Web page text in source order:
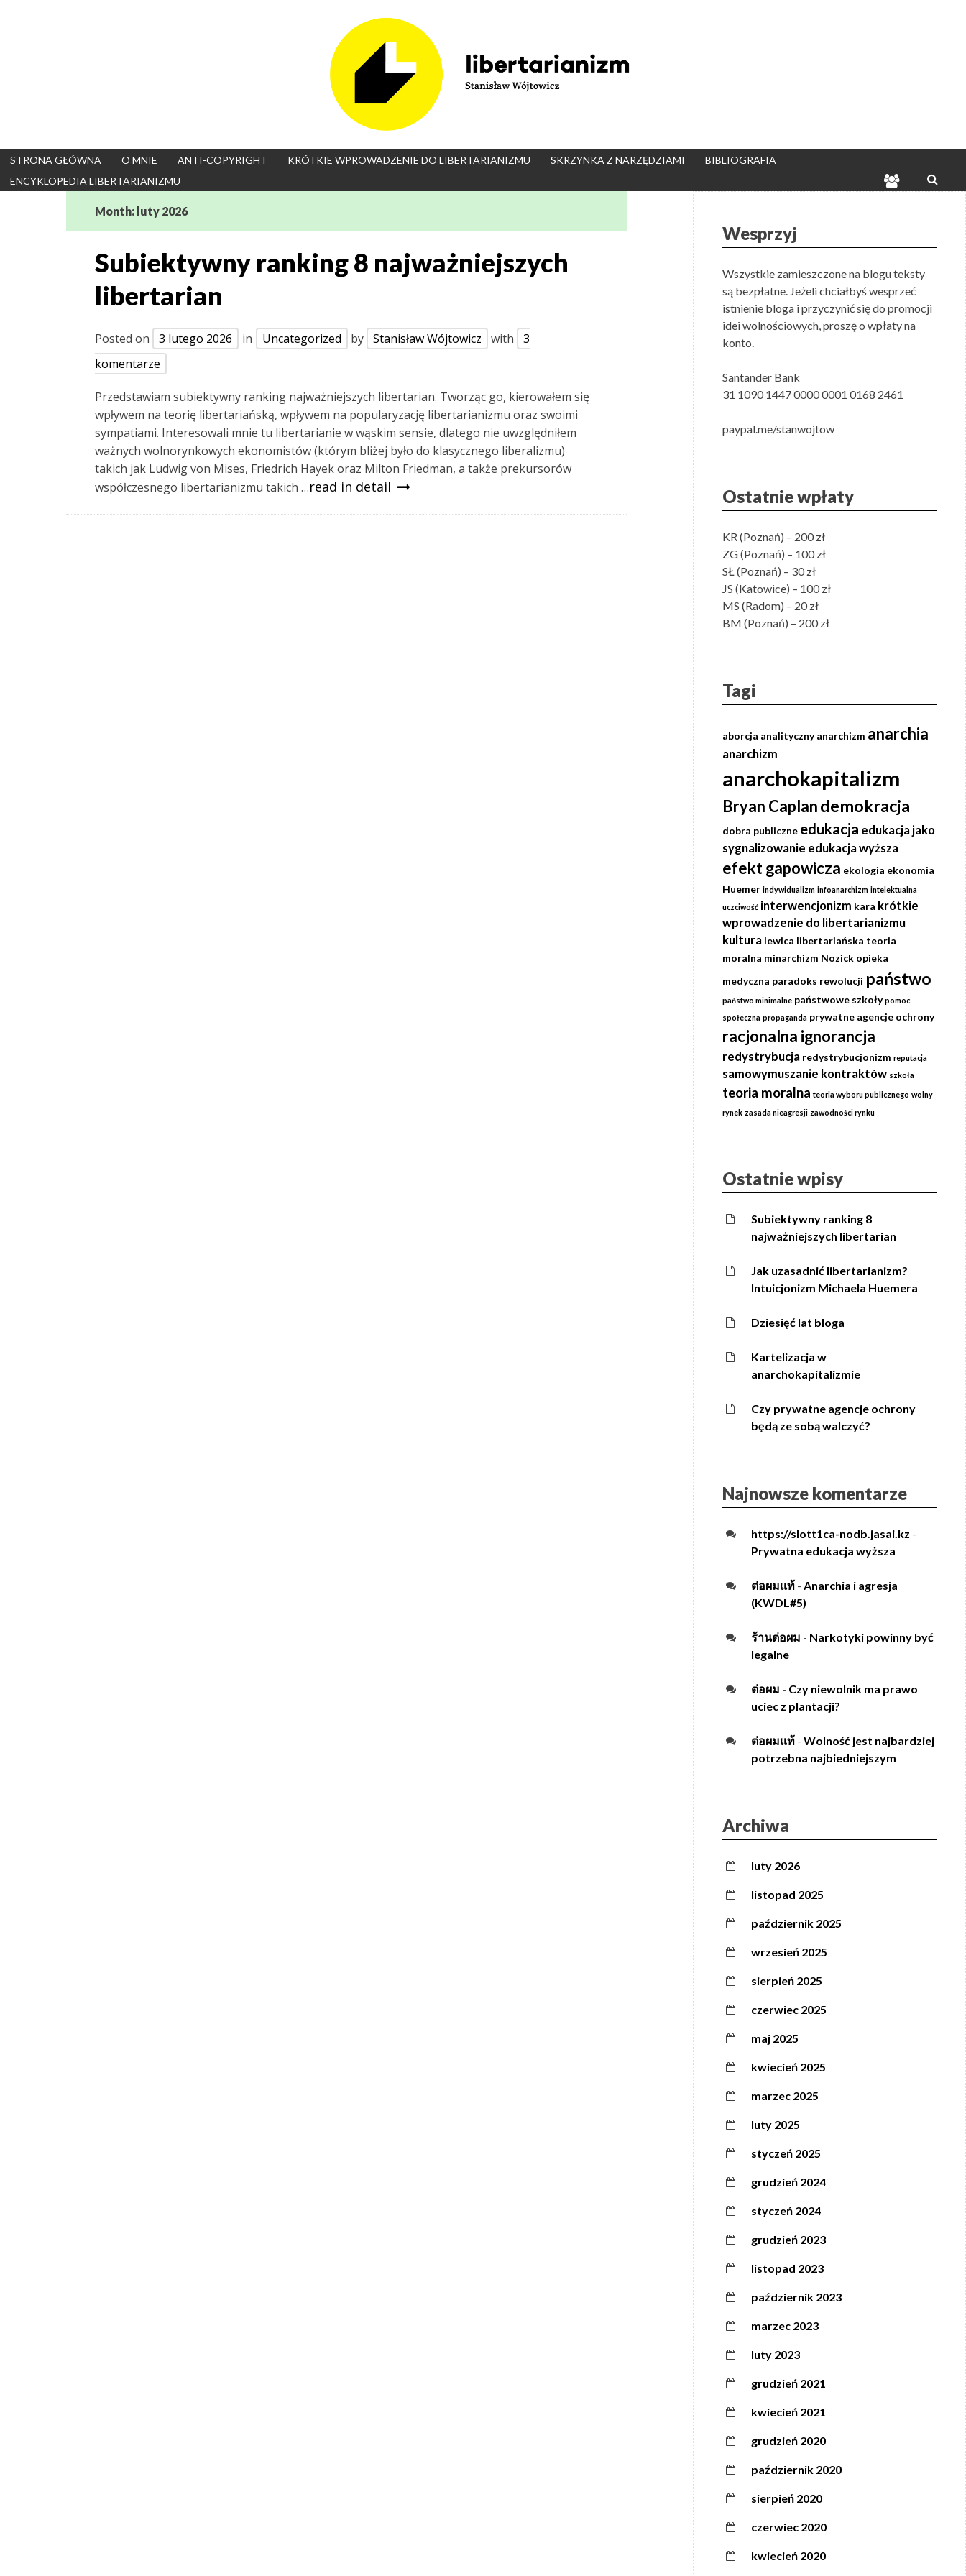
STRONA GŁÓWNA O MNIE ANTI-COPYRIGHT KRÓTKIE WPROWADZENIE DO LIBERTARIANIZMU SKRZYNKA Z NARZĘDZIAMI
BIBLIOGRAFIA
ENCYKLOPEDIA LIBERTARIANIZMU
Month: luty 2026
Subiektywny ranking 8 najważniejszych
libertarian
Posted on 3 lutego 2026 in Uncategorized by Stanisław Wójtowicz with
3
komentarze
Przedstawiam subiektywny ranking najważniejszych libertarian. Tworząc go, kierowałem się
wpływem na teorię libertariańską, wpływem na popularyzację libertarianizmu oraz swoimi
sympatiami. Interesowali mnie tu libertarianie w wąskim sensie, dlatego nie uwzględniłem
ważnych wolnorynkowych ekonomistów (którym bliżej było do klasycznego liberalizmu)
takich jak Ludwig von Mises, Friedrich Hayek oraz Milton Friedman, a także prekursorów
współczesnego libertarianizmu takich …read in detail
Wesprzyj
Wszystkie zamieszczone na blogu teksty
są bezpłatne. Jeżeli chciałbyś wesprzeć
istnienie bloga i przyczynić się do promocji
idei wolnościowych, proszę o wpłaty na
konto.
Santander Bank
31 1090 1447 0000 0001 0168 2461
paypal.me/stanwojtow
Ostatnie wpłaty
KR (Poznań) – 200 zł
ZG (Poznań) – 100 zł
SŁ (Poznań) – 30 zł
JS (Katowice) – 100 zł
MS (Radom) – 20 zł
BM (Poznań) – 200 zł
Tagi
aborcja analityczny anarchizm anarchia
anarchizm
anarchokapitalizm
Bryan Caplandemokracja
dobra publiczne edukacja edukacja jako
sygnalizowanie edukacja wyższa
efekt gapowicza ekologia ekonomia
Huemer indywidualizm infoanarchizm intelektualna
uczciwość interwencjonizm kara krótkie
wprowadzenie do libertarianizmu
kultura lewica libertariańska teoria
moralna minarchizm Nozick opieka
medyczna paradoks rewolucji państwo
państwo minimalne państwowe szkoły pomoc
społeczna propaganda prywatne agencje ochrony
racjonalna ignorancja
redystrybucja redystrybucjonizm reputacja
samowymuszanie kontraktów szkoła
teoria moralna teoria wyboru publicznego wolny
rynek zasada nieagresji zawodności rynku
Ostatnie wpisy
Subiektywny ranking 8
najważniejszych libertarian
Jak uzasadnić libertarianizm?
Intuicjonizm Michaela Huemera
Dziesięć lat bloga
Kartelizacja w
anarchokapitalizmie
Czy prywatne agencje ochrony
będą ze sobą walczyć?
Najnowsze komentarze
https://slott1ca-nodb.jasai.kz -
Prywatna edukacja wyższa
ต่อผมแท้ - Anarchia i agresja
(KWDL#5)
ร้านต่อผม - Narkotyki powinny być
legalne
ต่อผม - Czy niewolnik ma prawo
uciec z plantacji?
ต่อผมแท้ - Wolność jest najbardziej
potrzebna najbiedniejszym
Archiwa
luty 2026
listopad 2025
październik 2025
wrzesień 2025
sierpień 2025
czerwiec 2025
maj 2025
kwiecień 2025
marzec 2025
luty 2025
styczeń 2025
grudzień 2024
styczeń 2024
grudzień 2023
listopad 2023
październik 2023
marzec 2023
luty 2023
grudzień 2021
kwiecień 2021
grudzień 2020
październik 2020
sierpień 2020
czerwiec 2020
kwiecień 2020